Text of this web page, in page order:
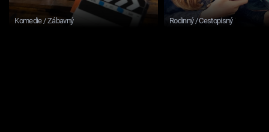
Komedie / Zábavný Rodinný / Cestopisný